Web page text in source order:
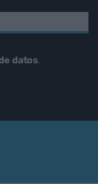
datos